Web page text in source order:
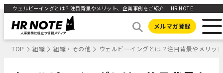
ウェルビーイングとは？注目背景やメリット、企業事例をご紹介 ｜HR NOTE
メルマガ登録
TOP 組織 組織・その他 ウェルビーイングとは？注目背景やメリッ